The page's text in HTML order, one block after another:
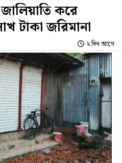
করে
টাকা জরিমানা
২ দিন আগে